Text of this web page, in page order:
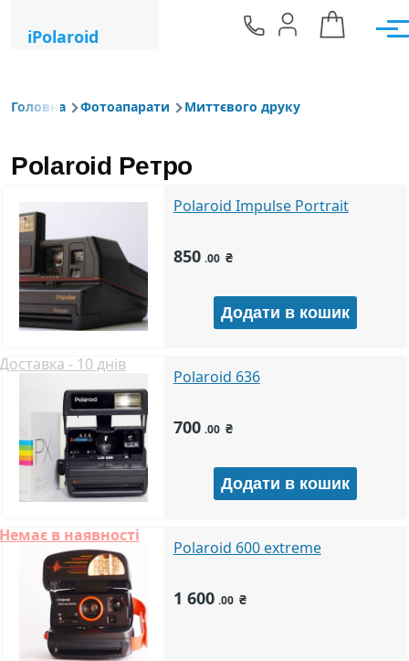
iPolaroid
Рядок навіґації
Головна Фотоапарати Миттєвого друку
Polaroid Ретро
Polaroid Impulse Portrait
850 .00 ₴
Доставка - 10 днів
Polaroid 636
700 .00 ₴
Немає в наявності
Polaroid 600 extreme
1 600 .00 ₴